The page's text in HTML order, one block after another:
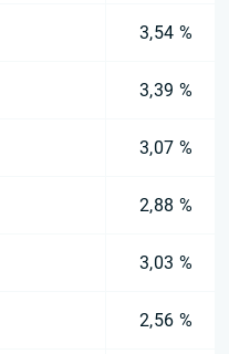
3,54 %
3,39 %
3,07 %
2,88 %
3,03 %
2,56 %